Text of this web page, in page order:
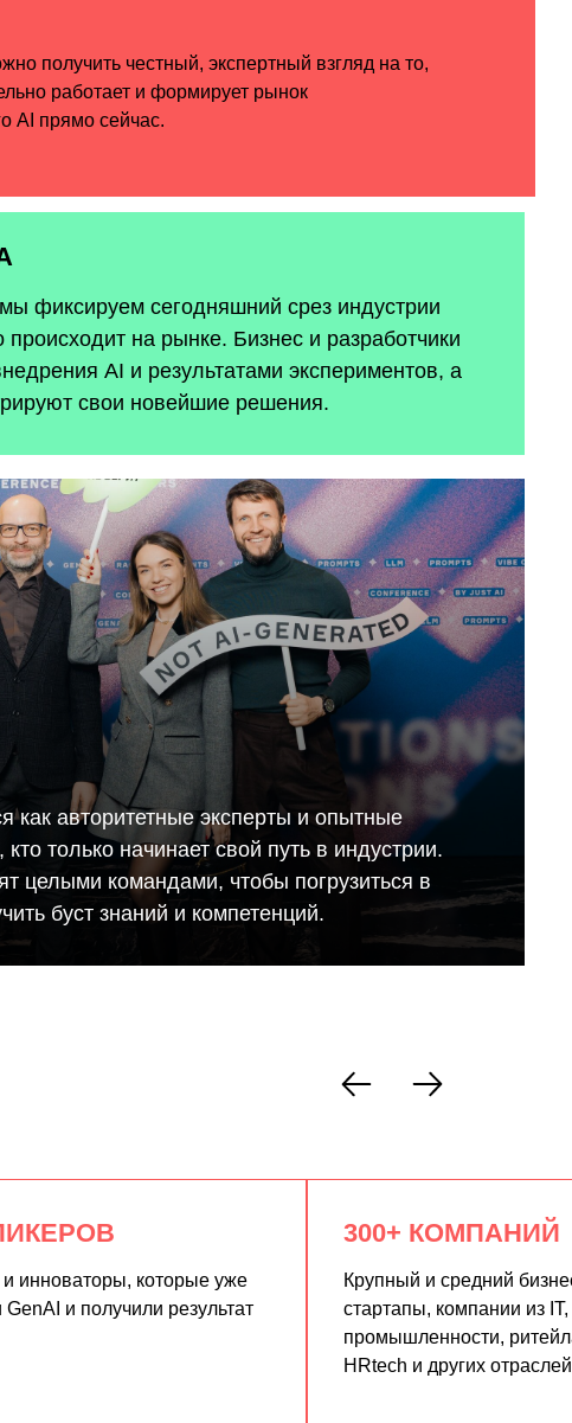
фиксируем сегодняшний срез индустрии
происходит на рынке. Бизнес и разработчики
AI и результатами экспериментов, а
свои новейшие решения.
как авторитетные эксперты и опытные
кто только начинает свой путь в индустрии.
целыми командами, чтобы погрузиться в
буст знаний и компетенций.
и инноваторы, которые уже
и получили результат
300+ КОМПАНИЙ
Крупный и средний
стартапы, компании из
промышленности,
HRtech и других отраслей